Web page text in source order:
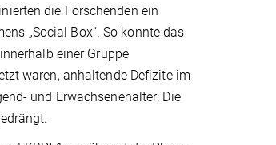
die Forschenden ein
„Social Box“. So konnte das
einer Gruppe
waren, anhaltende Defizite im
und Erwachsenenalter: Die